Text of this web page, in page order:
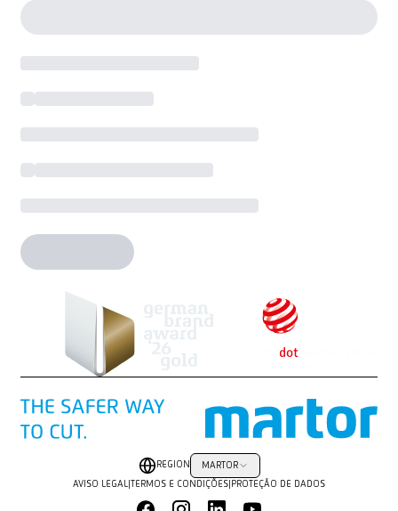
REGION MARTOR
AVISO LEGAL TERMOS E CONDIÇÕES PROTEÇÃO DE DADOS